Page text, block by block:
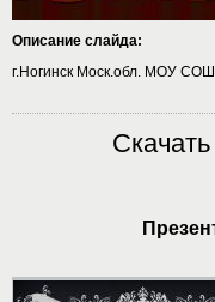
Описание слайда:
г.Ногинск Моск.обл. МОУ